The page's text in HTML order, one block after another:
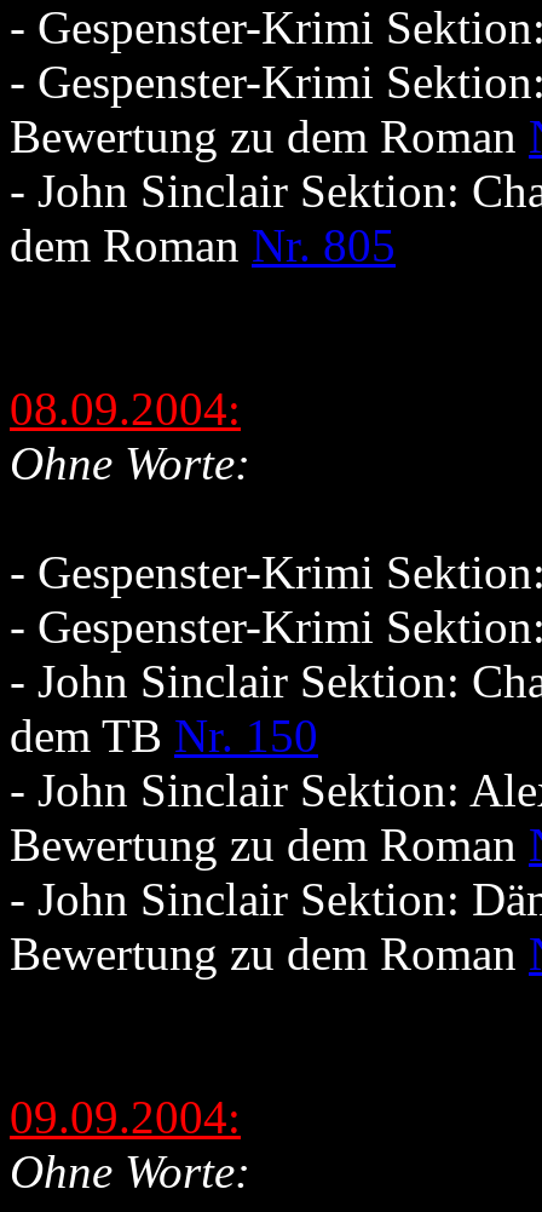
- Gespenster-Krimi
- Gespenster-Krimi
Bewertung zu dem Roman
- John Sinclair Sektion:
dem Roman Nr. 805
08.09.2004:
Ohne Worte:
- Gespenster-Krimi
- Gespenster-Krimi
- John Sinclair Sektion:
dem TB Nr. 150
- John Sinclair Sektion:
Bewertung zu dem Roman
- John Sinclair Sektion:
Bewertung zu dem Roman
09.09.2004:
Ohne Worte: